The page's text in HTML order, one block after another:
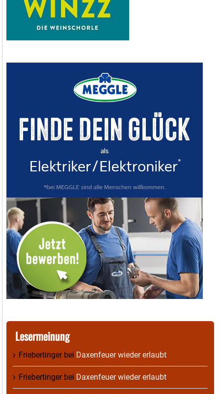
Lesermeinung
Friebertingerbei Daxenfeuer wieder erlaubt
Friebertingerbei Daxenfeuer wieder erlaubt